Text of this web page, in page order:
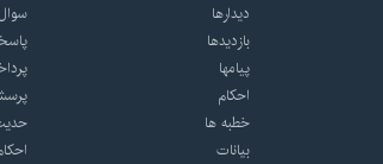
دیدارها
بازديدها
پيامها
احكام
خطبه ها
بیانات